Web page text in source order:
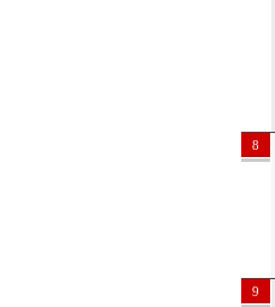
8
9